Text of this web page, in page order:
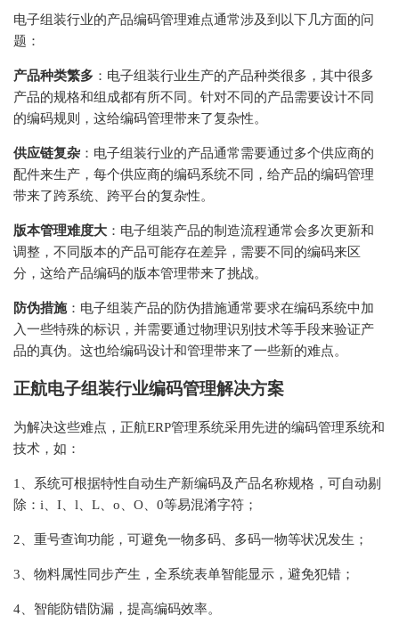
电子组装行业的产品编码管理难点通常涉及到以下几方面的问
题：
产品种类繁多 ：电子组装行业生产的产品种类很多，其中很多
产品的规格和组成都有所不同。针对不同的产品需要设计不同
的编码规则，这给编码管理带来了复杂性。
供应链复杂 ：电子组装行业的产品通常需要通过多个供应商的
配件来生产，每个供应商的编码系统不同，给产品的编码管理
带来了跨系统、跨平台的复杂性。
版本管理难度大 ：电子组装产品的制造流程通常会多次更新和
调整，不同版本的产品可能存在差异，需要不同的编码来区
分，这给产品编码的版本管理带来了挑战。
防伪措施：电子组装产品的防伪措施通常要求在编码系统中加
入一些特殊的标识，并需要通过物理识别技术等手段来验证产
品的真伪。这也给编码设计和管理带来了一些新的难点。
正航电子组装行业编码管理解决方案
为解决这些难点，正航ERP管理系统采用先进的编码管理系统和
技术，如：
1、系统可根据特性自动生产新编码及产品名称规格，可自动剔
除：i、I、l、L、o、O、0等易混淆字符；
2、重号查询功能，可避免一物多码、多码一物等状况发生；
3、物料属性同步产生，全系统表单智能显示，避免犯错；
4、智能防错防漏，提高编码效率。